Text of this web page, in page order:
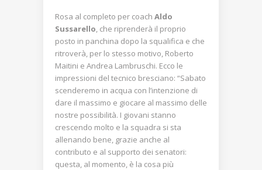
Rosa al completo per coach Aldo
Sussarello , che riprenderà il proprio
posto in panchina dopo la squalifica e che
ritroverà, per lo stesso motivo, Roberto
Maitini e Andrea Lambruschi. Ecco le
impressioni del tecnico bresciano: “Sabato
scenderemo in acqua con l’intenzione di
dare il massimo e giocare al massimo delle
nostre possibilità. I giovani stanno
crescendo molto e la squadra si sta
allenando bene, grazie anche al
contributo e al supporto dei senatori:
questa, al momento, è la cosa più